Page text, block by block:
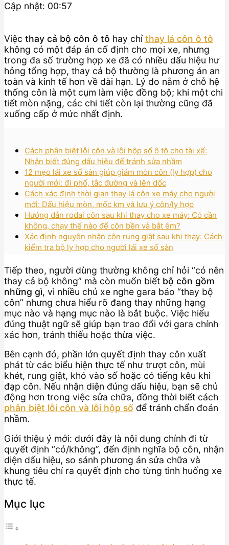
Cập nhật: 00:57
Việc thay cả bộ côn ô tô hay chỉ thay lá côn ô tô
không có một đáp án cố định cho mọi xe, nhưng
trong đa số trường hợp xe đã có nhiều dấu hiệu hư
hỏng tổng hợp, thay cả bộ thường là phương án an
toàn và kinh tế hơn về dài hạn. Lý do nằm ở chỗ hệ
thống côn là một cụm làm việc đồng bộ; khi một chi
tiết mòn nặng, các chi tiết còn lại thường cũng đã
xuống cấp ở mức nhất định.
Cách phân biệt lỗi côn và lỗi hộp số ô tô cho tài xế:
Nhận biết đúng dấu hiệu để tránh sửa nhầm
12 mẹo lái xe số sàn giúp giảm mòn côn (ly hợp) cho
người mới: đi phố, tắc đường và lên dốc
Cách xác định thời gian thay lá côn xe máy cho người
mới: Dấu hiệu mòn, mốc km và lưu ý côn/ly hợp
Hướng dẫn rodai côn sau khi thay cho xe máy: Có cần
không, chạy thế nào để côn bền và bắt êm?
Xác định nguyên nhân côn rung giật sau khi thay: Cách
kiểm tra bộ ly hợp cho người lái xe số sàn
Tiếp theo, người dùng thường không chỉ hỏi “có nên
thay cả bộ không” mà còn muốn biết bộ côn gồm
những gì, vì nhiều chủ xe nghe gara báo “thay bộ
côn” nhưng chưa hiểu rõ đang thay những hạng
mục nào và hạng mục nào là bắt buộc. Việc hiểu
đúng thuật ngữ sẽ giúp bạn trao đổi với gara chính
xác hơn, tránh thiếu hoặc thừa việc.
Bên cạnh đó, phần lớn quyết định thay côn xuất
phát từ các biểu hiện thực tế như trượt côn, mùi
khét, rung giật, khó vào số hoặc có tiếng kêu khi
đạp côn. Nếu nhận diện đúng dấu hiệu, bạn sẽ chủ
động hơn trong việc sửa chữa, đồng thời biết cách
phân biệt lỗi côn và lỗi hộp số để tránh chẩn đoán
nhầm.
Giới thiệu ý mới: dưới đây là nội dung chính đi từ
quyết định “có/không”, đến định nghĩa bộ côn, nhận
diện dấu hiệu, so sánh phương án sửa chữa và
khung tiêu chí ra quyết định cho từng tình huống xe
thực tế.
Mục lục